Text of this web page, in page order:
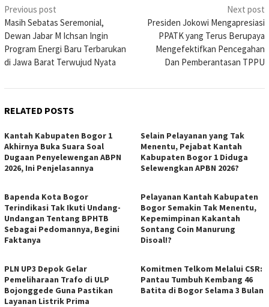
Post
navigation
Previous post
Masih Sebatas Seremonial,
Dewan Jabar M Ichsan Ingin
Program Energi Baru Terbarukan
di Jawa Barat Terwujud Nyata
Next post
Presiden Jokowi Mengapresiasi
PPATK yang Terus Berupaya
Mengefektifkan Pencegahan
Dan Pemberantasan TPPU
RELATED POSTS
Kantah Kabupaten Bogor 1
Akhirnya Buka Suara Soal
Dugaan Penyelewengan ABPN
2026, Ini Penjelasannya
Selain Pelayanan yang Tak
Menentu, Pejabat Kantah
Kabupaten Bogor 1 Diduga
Selewengkan APBN 2026?
Bapenda Kota Bogor
Terindikasi Tak Ikuti Undang-
Undangan Tentang BPHTB
Sebagai Pedomannya, Begini
Faktanya
Pelayanan Kantah Kabupaten
Bogor Semakin Tak Menentu,
Kepemimpinan Kakantah
Sontang Coin Manurung
Disoal!?
PLN UP3 Depok Gelar
Pemeliharaan Trafo di ULP
Bojonggede Guna Pastikan
Layanan Listrik Prima
Komitmen Telkom Melalui CSR:
Pantau Tumbuh Kembang 46
Batita di Bogor Selama 3 Bulan